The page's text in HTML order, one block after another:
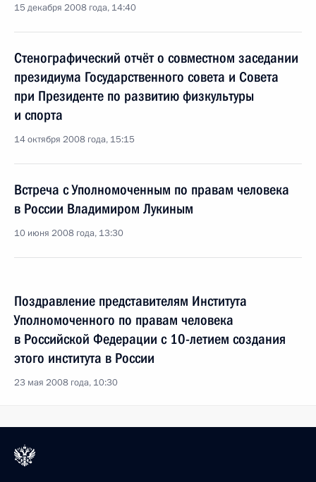
15 декабря 2008 года, 14:40
Стенографический отчёт о совместном заседании
президиума Государственного совета и Совета
при Президенте по развитию физкультуры
и спорта
14 октября 2008 года, 15:15
Встреча с Уполномоченным по правам человека
в России Владимиром Лукиным
10 июня 2008 года, 13:30
Поздравление представителям Института
Уполномоченного по правам человека
в Российской Федерации с 10-летием создания
этого института в России
23 мая 2008 года, 10:30